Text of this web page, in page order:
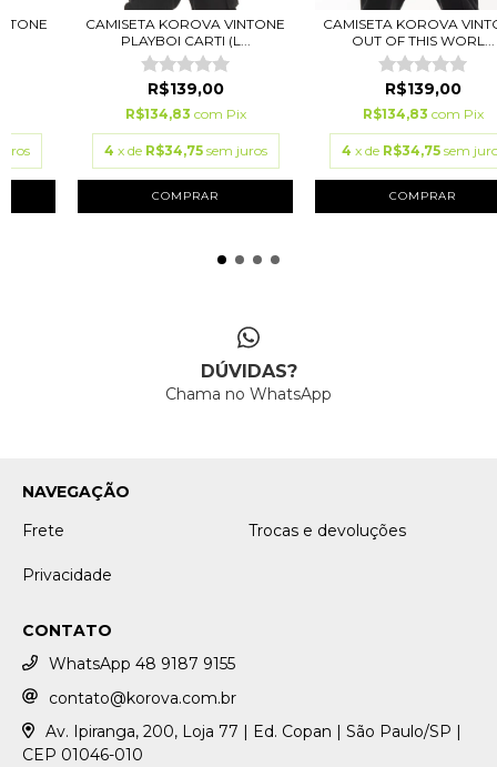
CAMISETA KOROVA VINTONE
PLAYBOI CARTI (L...
R$139,00
R$134,83 com Pix
4 x de R$34,75 sem juros
COMPRAR
CAMISETA KOROVA
OUT OF THIS WORL...
R$139,00
R$134,83 com Pix
4 x de R$34,75 sem
COMPRAR
DÚVIDAS?
Chama no WhatsApp
NAVEGAÇÃO
Frete
Trocas e devoluções
Privacidade
CONTATO
WhatsApp 48 9187 9155
contato@korova.com.br
Av. Ipiranga, 200, Loja 77 | Ed. Copan | São Paulo/SP |
CEP 01046-010